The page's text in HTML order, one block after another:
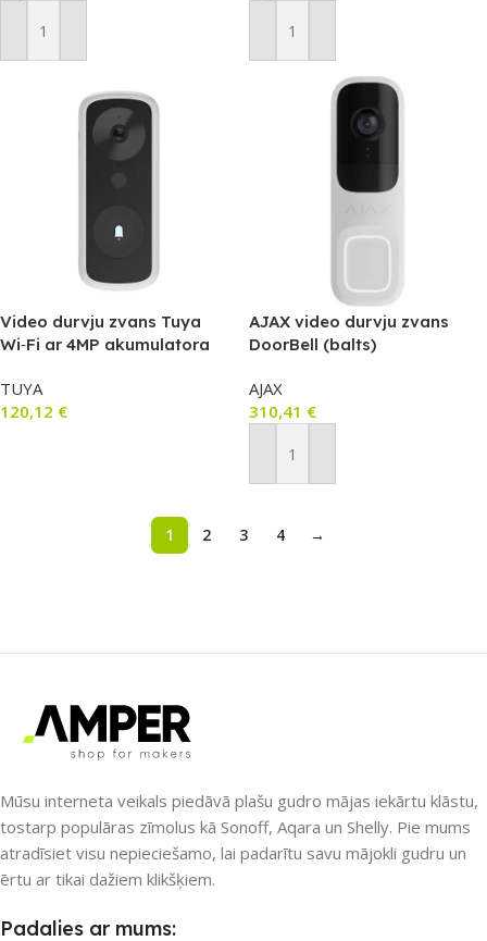
Pievienot Grozam Pievienot Grozam
Video durvju zvans Tuya
Wi‑Fi ar 4MP akumulatora
iekštelpu zvans
TUYA
120,12 €
AJAX video durvju zvans
DoorBell (balts)
AJAX
310,41 €
Pievienot Grozam
1 2 3 4 →
Mūsu interneta veikals piedāvā plašu gudro mājas iekārtu klāstu,
tostarp populāras zīmolus kā Sonoff, Aqara un Shelly. Pie mums
atradīsiet visu nepieciešamo, lai padarītu savu mājokli gudru un
ērtu ar tikai dažiem klikšķiem.
Padalies ar mums: